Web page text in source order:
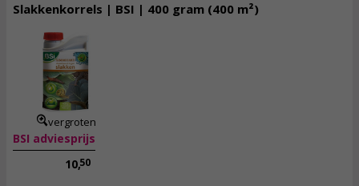
Slakkenkorrels | BSI | 400 gram (400 m²)
vergroten
BSI adviesprijs
10,50